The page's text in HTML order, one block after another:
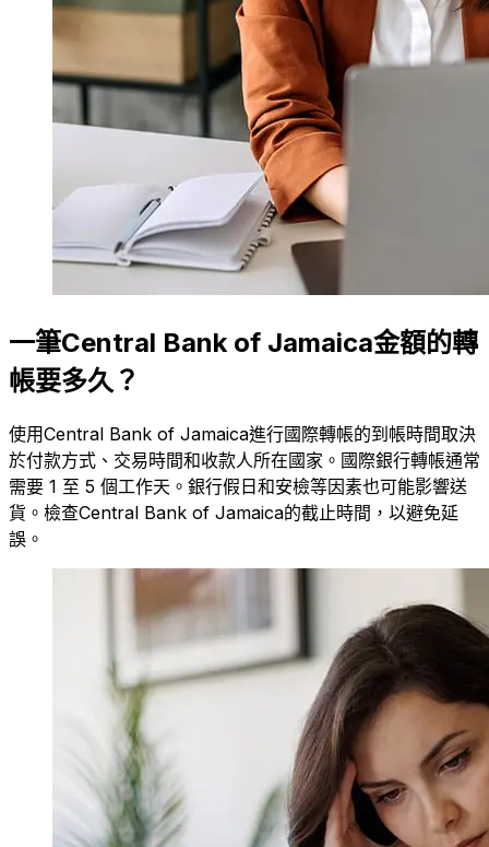
一筆Central Bank of Jamaica金額的轉
帳要多久？
使用Central Bank of Jamaica進行國際轉帳的到帳時間取決
於付款方式、交易時間和收款人所在國家。國際銀行轉帳通常
需要 1 至 5 個工作天。銀行假日和安檢等因素也可能影響送
貨。檢查Central Bank of Jamaica的截止時間，以避免延
誤。